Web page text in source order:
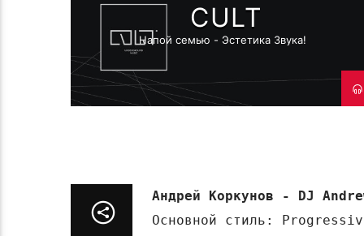
CULT
Напой семью - Эстетика Звука!
Андрей Коркунов - DJ
Основной стиль: